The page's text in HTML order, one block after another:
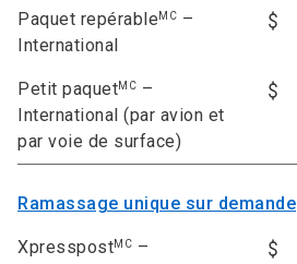
Paquet repérable MC –
International
Petit paquetMC –
International (par avion et
par voie de surface)
Ramassage unique sur demande
XpresspostMC –